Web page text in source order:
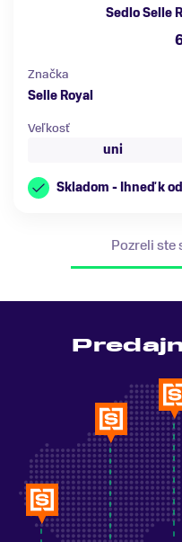
Sedlo Selle
Značka
Selle Royal
Veľkosť
uni
Skladom - Ihneď k
Pozreli ste